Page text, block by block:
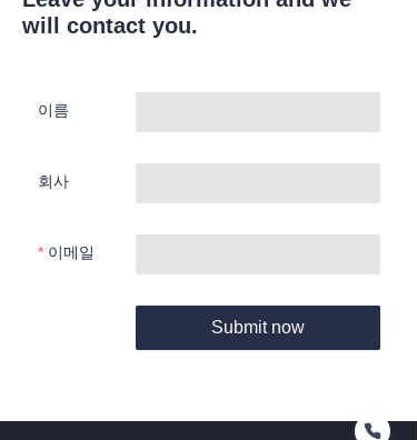
will contact you.
이름
회사
이메일
Submit now